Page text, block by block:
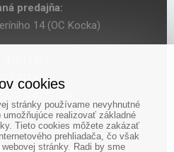
predajňa:
14 (OC Kocka)
cookies
stránky používame nevyhnutné
realizovať základné
Tieto cookies môžete zakázať
prehliadača, čo však
stránky. Radi by sme